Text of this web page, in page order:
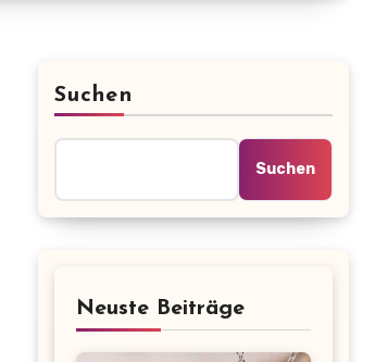
Suchen
Suchen
Neuste Beiträge